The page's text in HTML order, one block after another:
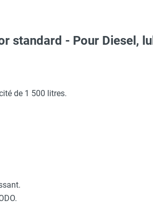
- CEMO
PE 10H - HUSQVARNA
standard - Pour Diesel,
de 1 500 litres.